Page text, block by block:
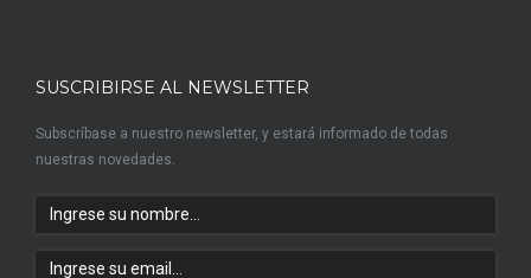
SUSCRIBIRSE AL NEWSLETTER
Subscríbase a nuestro newsletter, y estará informado de todas
nuestras novedades.